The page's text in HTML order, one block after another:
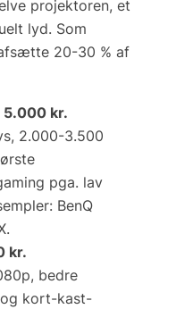
projektoren, et
lyd. Som
20-30 % af
5.000 kr.
2.000-3.500
pga. lav
BenQ
kr.
bedre
kort-kast-